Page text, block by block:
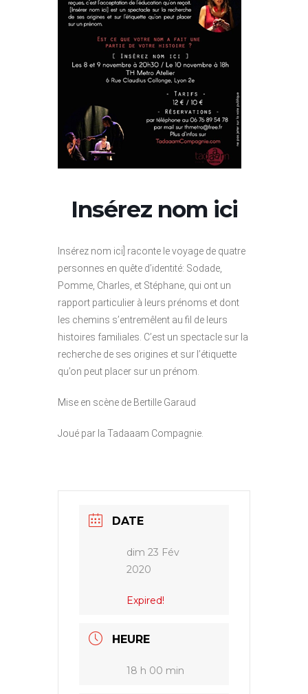
Insérez nom ici
Insérez nom ici] raconte le voyage de quatre
personnes en quête d’identité: Sodade,
Pomme, Charles, et Stéphane, qui ont un
rapport particulier à leurs prénoms et dont
les chemins s’entremêlent au fil de leurs
histoires familiales. C’est un spectacle sur la
recherche de ses origines et sur l’étiquette
qu’on peut placer sur un prénom.
Mise en scène de Bertille Garaud
Joué par la Tadaaam Compagnie.
DATE
dim 23 Fév
2020
Expired!
HEURE
18 h 00 min